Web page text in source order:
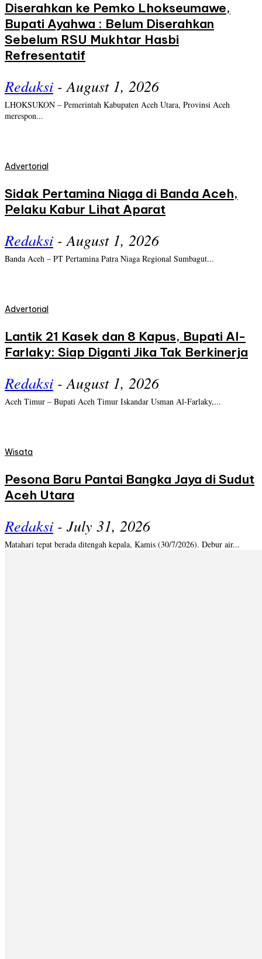
Diserahkan ke Pemko Lhokseumawe,
Bupati Ayahwa : Belum Diserahkan
Sebelum RSU Mukhtar Hasbi
Refresentatif
Redaksi - August 1, 2026
LHOKSUKON – Pemerintah Kabupaten Aceh Utara, Provinsi Aceh
merespon...
Advertorial
Sidak Pertamina Niaga di Banda Aceh,
Pelaku Kabur Lihat Aparat
Redaksi - August 1, 2026
Banda Aceh – PT Pertamina Patra Niaga Regional Sumbagut...
Advertorial
Lantik 21 Kasek dan 8 Kapus, Bupati Al-
Farlaky: Siap Diganti Jika Tak Berkinerja
Redaksi - August 1, 2026
Aceh Timur – Bupati Aceh Timur Iskandar Usman Al-Farlaky,...
Wisata
Pesona Baru Pantai Bangka Jaya di Sudut
Aceh Utara
Redaksi - July 31, 2026
Matahari tepat berada ditengah kepala, Kamis (30/7/2026). Debur air...